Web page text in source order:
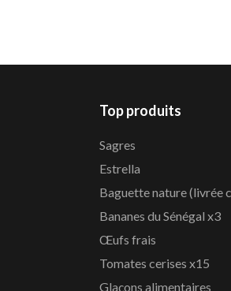
Top produits
Sagres
Estrella
Baguette nature (livrée
Bananes du Sénégal x3
Œufs frais
Tomates cerises x15
Glaçons alimentaires